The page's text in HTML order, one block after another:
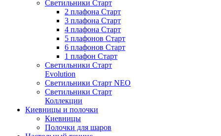
Светильники Старт
2 плафона Старт
3 плафона Старт
4 плафона Старт
5 плафонов Старт
6 плафонов Старт
1 плафон Старт
Светильники Старт
Evolution
Светильники Старт NEO
Светильники Старт
Коллекции
Киевницы и полочки
Киевницы
Полочки для шаров